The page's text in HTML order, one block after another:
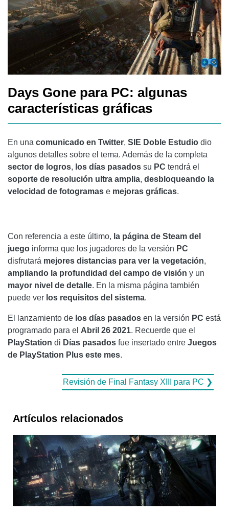
Days Gone para PC: algunas
características gráficas
En una comunicado en Twitter, SIE Doble Estudio dio
algunos detalles sobre el tema. Además de la completa
sector de logros, los días pasados su PC tendrá el
soporte de resolución ultra amplia, desbloqueando la
velocidad de fotogramas e mejoras gráficas.
Con referencia a este último, la página de Steam del
juego informa que los jugadores de la versión PC
disfrutará mejores distancias para ver la vegetación,
ampliando la profundidad del campo de visión y un
mayor nivel de detalle. En la misma página también
puede ver los requisitos del sistema.
El lanzamiento de los días pasados en la versión PC está
programado para el Abril 26 2021. Recuerde que el
PlayStation di Días pasados fue insertado entre Juegos
de PlayStation Plus este mes.
Revisión de Final Fantasy XIII para PC ❯
Artículos relacionados